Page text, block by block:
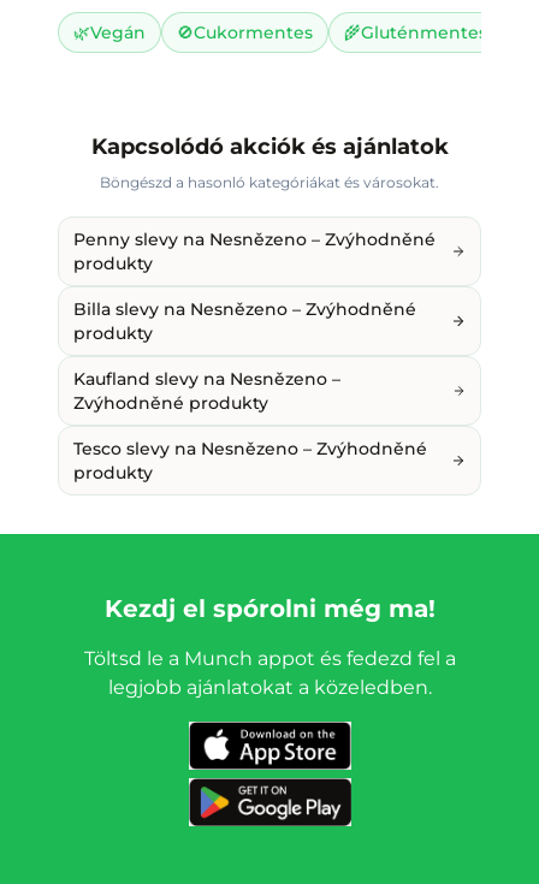
🌿Vegán 🚫Cukormentes 🌾Gluténmentes
Kapcsolódó akciók és ajánlatok
Böngészd a hasonló kategóriákat és városokat.
Penny slevy na Nesnězeno – Zvýhodněné
produkty
Billa slevy na Nesnězeno – Zvýhodněné
produkty
Kaufland slevy na Nesnězeno –
Zvýhodněné produkty
Tesco slevy na Nesnězeno – Zvýhodněné
produkty
Kezdj el spórolni még ma!
Töltsd le a Munch appot és fedezd fel a
legjobb ajánlatokat a közeledben.